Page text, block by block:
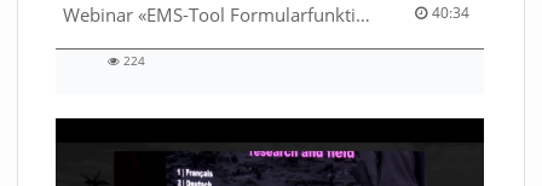
Webinar «EMS-Tool Formularfunktion» 40:34
40:34 duration
224